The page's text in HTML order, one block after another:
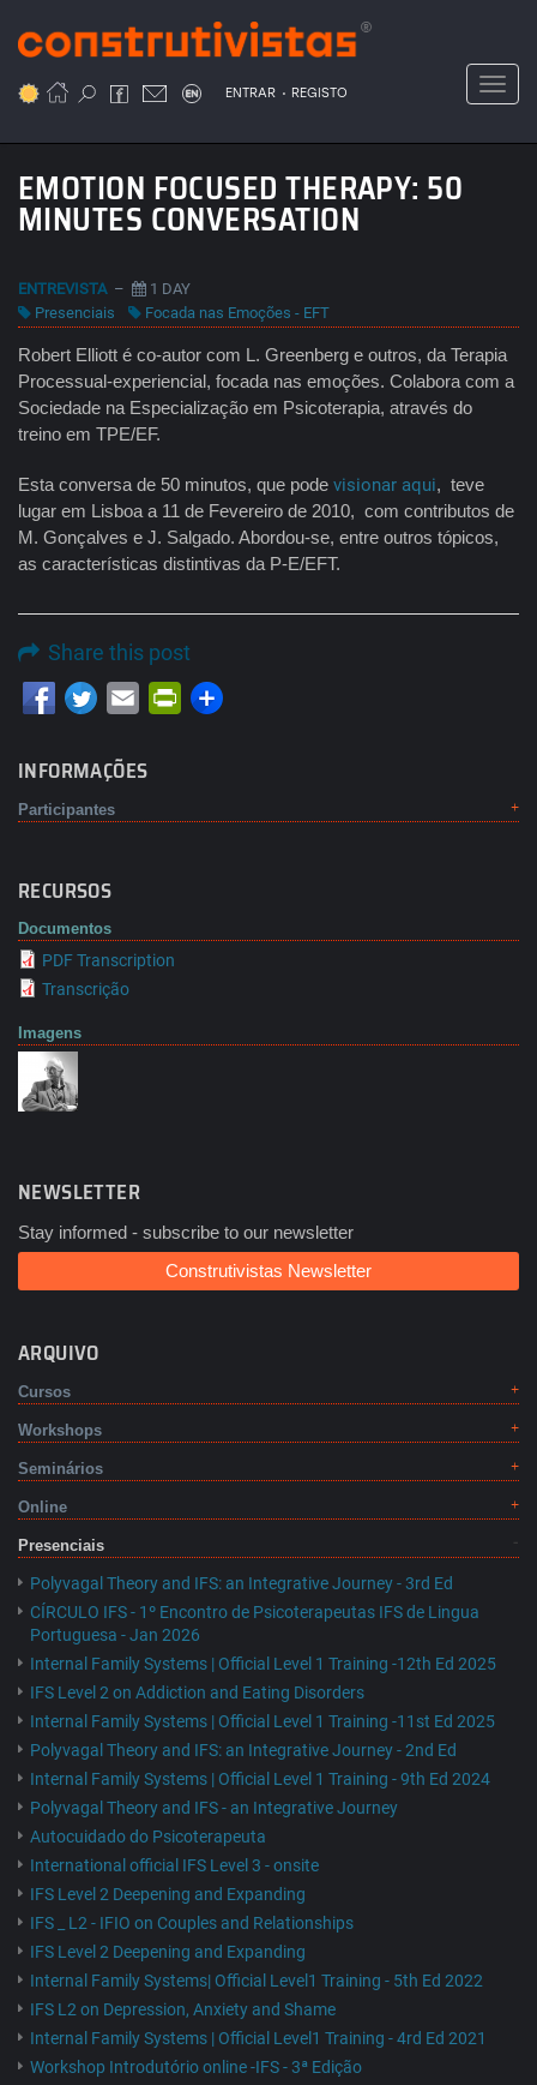
para
conteúdo
ENTRAR . REGISTO
EMOTION FOCUSED THERAPY: 50
MINUTES CONVERSATION
ENTREVISTA –
1 DAY
Presenciais
Focada nas Emoções - EFT
Robert Elliott é co-autor com L. Greenberg e outros, da Terapia
Processual-experiencial, focada nas emoções. Colabora com a
Sociedade na Especialização em Psicoterapia, através do
treino em TPE/EF.
Esta conversa de 50 minutos, que pode visionar aqui, teve
lugar em Lisboa a 11 de Fevereiro de 2010, com contributos de
M. Gonçalves e J. Salgado. Abordou-se, entre outros tópicos,
as características distintivas da P-E/EFT.
Share this post
Email PrintFriendly
INFORMAÇÕES
Participantes
RECURSOS
Documentos
PDF Transcription
Transcrição
Imagens
NEWSLETTER
Stay informed - subscribe to our newsletter
Construtivistas Newsletter
ARQUIVO
Cursos
Workshops
Seminários
Online
Presenciais
Polyvagal Theory and IFS: an Integrative Journey - 3rd Ed
CÍRCULO IFS - 1º Encontro de Psicoterapeutas IFS de Lingua
Portuguesa - Jan 2026
Internal Family Systems | Official Level 1 Training -12th Ed 2025
IFS Level 2 on Addiction and Eating Disorders
Internal Family Systems | Official Level 1 Training -11st Ed 2025
Polyvagal Theory and IFS: an Integrative Journey - 2nd Ed
Internal Family Systems | Official Level 1 Training - 9th Ed 2024
Polyvagal Theory and IFS - an Integrative Journey
Autocuidado do Psicoterapeuta
International official IFS Level 3 - onsite
IFS Level 2 Deepening and Expanding
IFS _ L2 - IFIO on Couples and Relationships
IFS Level 2 Deepening and Expanding
Internal Family Systems| Official Level1 Training - 5th Ed 2022
IFS L2 on Depression, Anxiety and Shame
Internal Family Systems | Official Level1 Training - 4rd Ed 2021
Workshop Introdutório online -IFS - 3ª Edição